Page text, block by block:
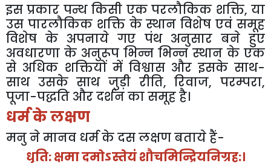
इस प्रकार पन्थ किसी एक परलौकिक शक्ति,या
उस पारलौकिक शक्ति के स्थान विशेष एवं समूह
विशेष के अपनाये गए पंथ अनुसार बने हुए
अवधारणा के अनुरूप भिन्न भिन्न स्थान के एक
से अधिक शक्तियों में विश्वास और इसके साथ-
साथ उसके साथ जुड़ी रीति,रिवाज,परम्परा,
पूजा-पद्धति औरदर्शनकासमूहहै।
धर्मकेलक्षण
मनुनेमानव धर्मकेदसलक्षणबतायेहैं-
धृति:क्षमादमोऽस्तेयंशौचमिन्द्रियनिग्रह:।